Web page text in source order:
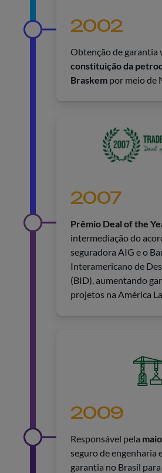
2002
Obtenção de garantia
constituição da
Braskem por meio de
2007
Prêmio Deal of the
intermediação do
seguradora AIG e o
Interamericano de
(BID), aumentando
projetos na América
2009
Responsável pela
seguro de engenharia
garantia no Brasil para